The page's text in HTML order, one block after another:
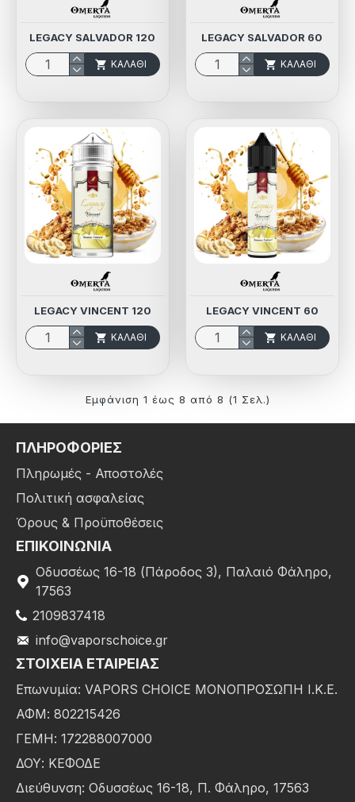
LEGACY SALVADOR 120
ΚΑΛΆΘΙ
LEGACY SALVADOR 60
ΚΑΛΆΘΙ
LEGACY VINCENT 120
ΚΑΛΆΘΙ
LEGACY VINCENT 60
ΚΑΛΆΘΙ
Εμφάνιση 1 έως 8 από 8 (1 Σελ.)
ΠΛΗΡΟΦΟΡΙΕΣ
Πληρωμές - Αποστολές
Πολιτική ασφαλείας
Όρους & Προϋποθέσεις
ΕΠΙΚΟΙΝΩΝΙΑ
Οδυσσέως 16-18 (Πάροδος 3), Παλαιό Φάληρο,
17563
2109837418
info@vaporschoice.gr
ΣΤΟΙΧΕΊΑ ΕΤΑΙΡΕΊΑΣ
Επωνυμία: VAPORS CHOICE ΜΟΝΟΠΡΟΣΩΠΗ Ι.Κ.Ε.
ΑΦΜ: 802215426
ΓΕΜΗ: 172288007000
ΔΟΥ: ΚΕΦΟΔΕ
Διεύθυνση: Οδυσσέως 16-18, Π. Φάληρο, 17563